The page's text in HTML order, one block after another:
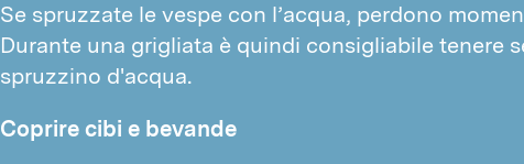
Se spruzzate le vespe con l’acqua, perdono
Durante una grigliata è quindi consigliabile tenere
spruzzino d'acqua.
Coprire cibi e bevande